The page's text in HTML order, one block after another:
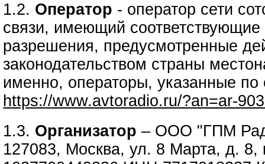
1.2. Оператор - оператор сети
связи, имеющий соответствующие
разрешения, предусмотренные
законодательством страны
именно, операторы, указанные
https://www.avtoradio.ru/?an=ar-
1.3. Организатор– ООО "ГПМ
127083, Москва, ул. 8 Марта, д.